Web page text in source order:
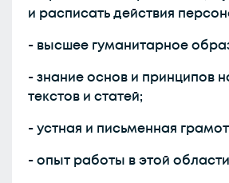
и расписать действия
- высшее гуманитарное
- знание основ и принципов
текстов и статей;
- устная и письменная
- опыт работы в этой области